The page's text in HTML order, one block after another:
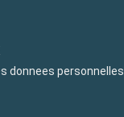
donnees personnelles